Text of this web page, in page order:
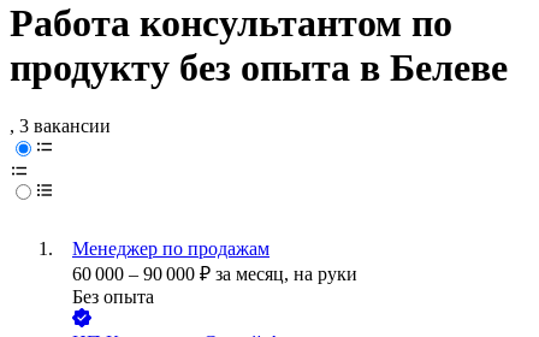
Работа консультантом по
продукту без опыта в Белеве
, 3 вакансии
Менеджер по продажам
60 000 – 90 000 ₽ за месяц, на руки
Без опыта